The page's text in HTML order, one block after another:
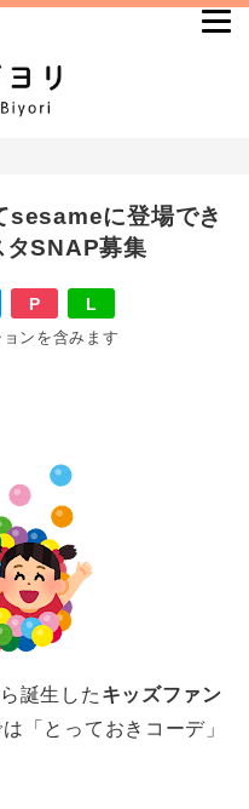
sesameに登場でき
タSNAP募集
P L
ンを含みます
誕生した キッズファン
は「とっておきコーデ」